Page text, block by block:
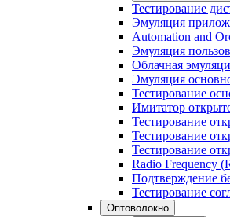
Тестирование
Эмуляция
Automation and
Эмуляция
Облачная
Эмуляция
Тестирование
Имитатор
Тестирование
Тестирование
Тестирование
Radio Frequency
Подтверждение
Тестирование
Оптоволокно